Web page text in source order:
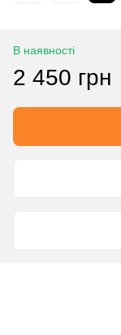
В наявності
2 450 грн